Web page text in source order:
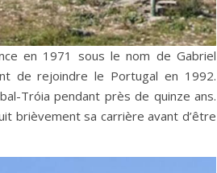
en 1971 sous le nom de Gabriel
de rejoindre le Portugal en 1992.
Tróia pendant près de quinze ans.
brièvement sa carrière avant d’être